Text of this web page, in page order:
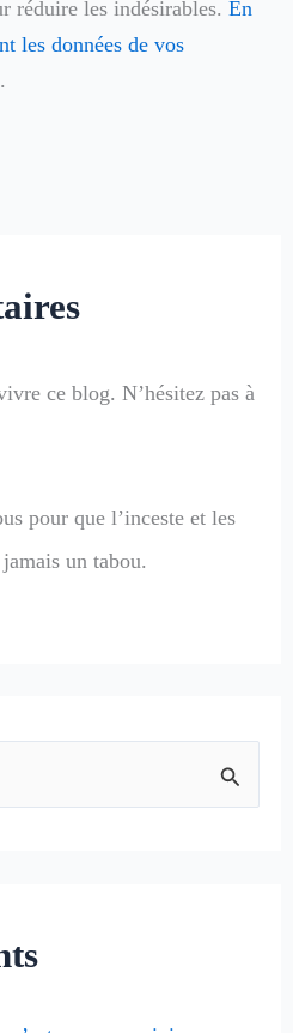
réduire les indésirables. En
les données de vos
.
ce blog. N’hésitez pas à
pour que l’inceste et les
un tabou.